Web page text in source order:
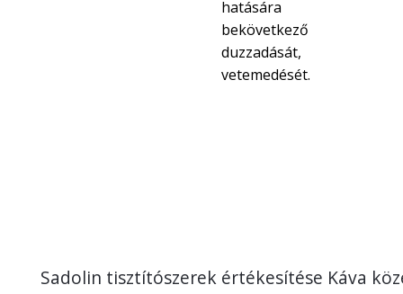
hatására
bekövetkező
duzzadását,
vetemedését.
Sadolin tisztítószerek értékesítése Káva